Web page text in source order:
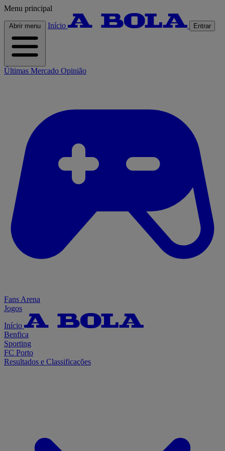
Menu principal
Abrir menu Início Entrar
Últimas Mercado Opinião
Fans Arena
Jogos
Início
Benfica
Sporting
FC Porto
Resultados e Classificações